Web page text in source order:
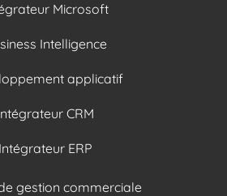
Microsoft
Intelligence
applicatif
CRM
Intégrateur ERP
gestion commerciale